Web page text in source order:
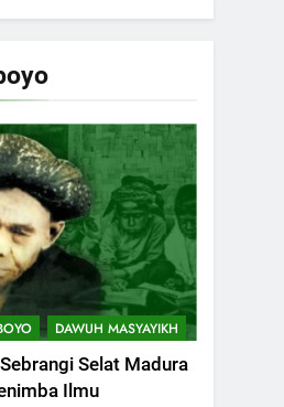
DAWUH MASYAYIKH
Selat Madura
Ilmu